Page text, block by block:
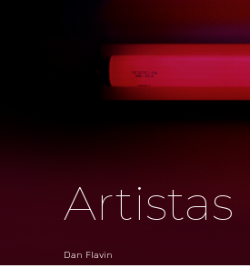
Dan Flavin
Artistas